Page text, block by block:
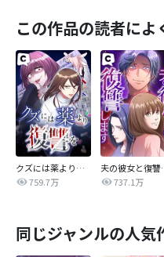
この作品の読者に
クズには薬より復讐を
759.7万
夫の
737.1万
同じジャンルの人気